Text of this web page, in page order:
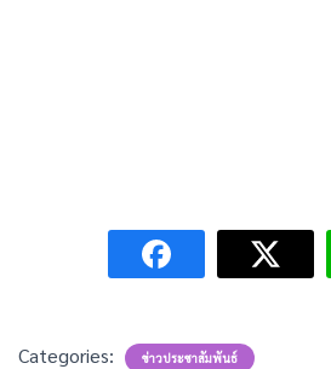
Categories: ข่าวประชาสัมพันธ์